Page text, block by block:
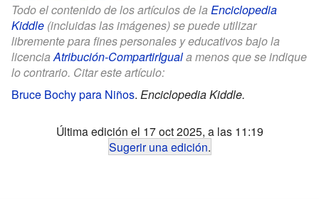
Todo el contenido de los artículos de la Enciclopedia
Kiddle (incluidas las imágenes) se puede utilizar
libremente para fines personales y educativos bajo la
licenciaAtribución-CompartirIguala menos que se indique
lo contrario. Citar este artículo:
Bruce Bochy para Niños. Enciclopedia Kiddle.
Última edición el 17 oct 2025, a las 11:19
Sugerir una edición.